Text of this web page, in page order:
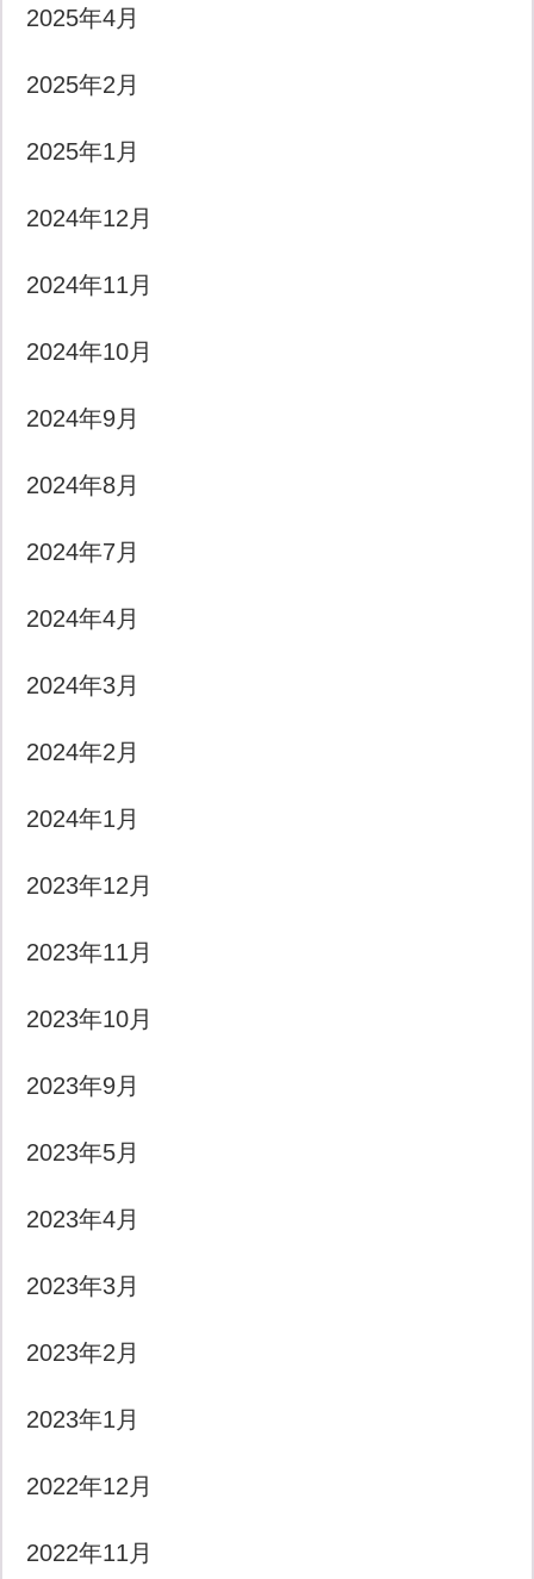
2025年4月
2025年2月
2025年1月
2024年12月
2024年11月
2024年10月
2024年9月
2024年8月
2024年7月
2024年4月
2024年3月
2024年2月
2024年1月
2023年12月
2023年11月
2023年10月
2023年9月
2023年5月
2023年4月
2023年3月
2023年2月
2023年1月
2022年12月
2022年11月